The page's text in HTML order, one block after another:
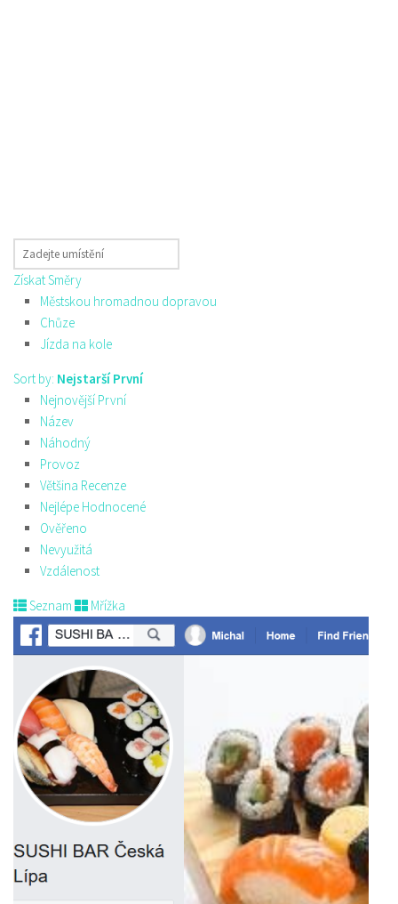
Získat Směry
Městskou hromadnou dopravou
Chůze
Jízda na kole
Sort by: Nejstarší První
Nejnovější První
Název
Náhodný
Provoz
Většina Recenze
Nejlépe Hodnocené
Ověřeno
Nevyužitá
Vzdálenost
Seznam Mřížka